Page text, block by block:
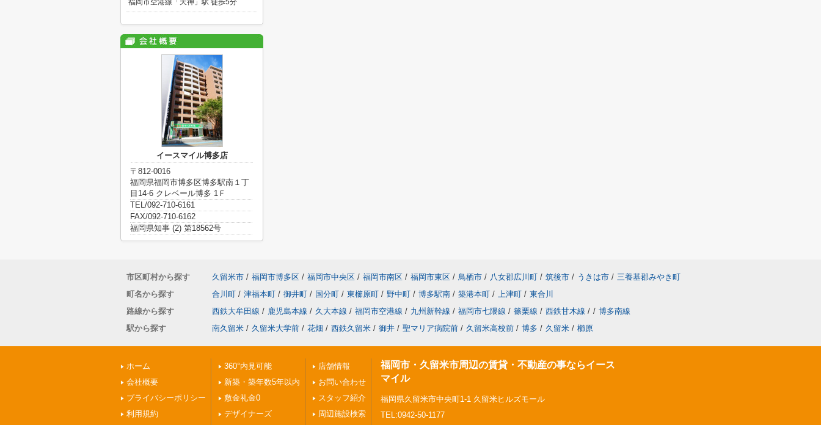
福岡市空港線「天神」駅 徒歩5分
イースマイル博多店
〒812-0016
福岡県福岡市博多区博多駅南１丁
目14-6 クレベール博多 1Ｆ
TEL/092-710-6161
FAX/092-710-6162
福岡県知事 (2) 第18562号
市区町村から探す 久留米市 / 福岡市博多区 / 福岡市中央区 / 福岡市南区 / 福岡市東区 / 鳥栖市 / 八女郡広川町 / 筑後市 / うきは市 / 三養基郡みやき町
町名から探す
合川町 / 津福本町 / 御井町 / 国分町 / 東櫛原町 / 野中町 / 博多駅南 / 築港本町 / 上津町 / 東合川
路線から探す
西鉄大牟田線 / 鹿児島本線 / 久大本線 / 福岡市空港線 / 九州新幹線 / 福岡市七隈線 / 篠栗線 / 西鉄甘木線 / / 博多南線
駅から探す
南久留米 / 久留米大学前 / 花畑 / 西鉄久留米 / 御井 / 聖マリア病院前 / 久留米高校前 / 博多 / 久留米 / 櫛原
ホーム
会社概要
プライバシーポリシー
利用規約
360°内見可能
新築・築年数5年以内
敷金礼金0
デザイナーズ
店舗情報
お問い合わせ
スタッフ紹介
周辺施設検索
福岡市・久留米市周辺の賃貸・不動産の事ならイース
マイル
福岡県久留米市中央町1-1 久留米ヒルズモール
TEL:0942-50-1177